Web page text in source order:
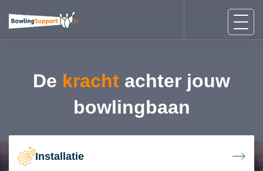
De kracht achter jouw
bowlingbaan
Installatie